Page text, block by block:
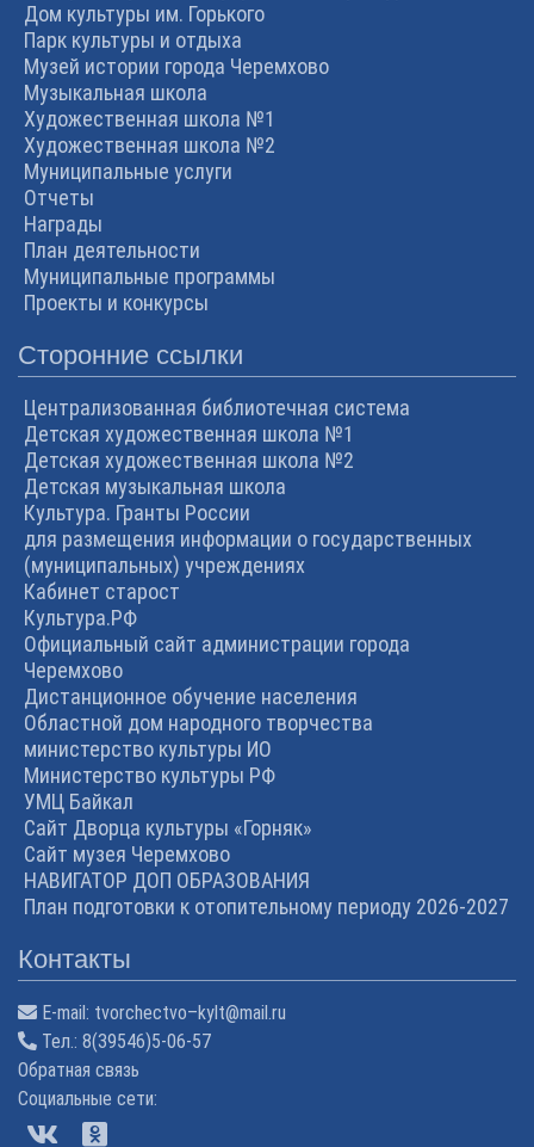
Дом культуры им. Горького
Парк культуры и отдыха
Музей истории города Черемхово
Музыкальная школа
Художественная школа №1
Художественная школа №2
Муниципальные услуги
Отчеты
Награды
План деятельности
Муниципальные программы
Проекты и конкурсы
Сторонние ссылки
Централизованная библиотечная система
Детская художественная школа №1
Детская художественная школа №2
Детская музыкальная школа
Культура. Гранты России
для размещения информации о государственных
(муниципальных) учреждениях
Кабинет старост
Культура.РФ
Официальный сайт администрации города
Черемхово
Дистанционное обучение населения
Областной дом народного творчества
министерство культуры ИО
Министерство культуры РФ
УМЦ Байкал
Сайт Дворца культуры «Горняк»
Сайт музея Черемхово
НАВИГАТОР ДОП ОБРАЗОВАНИЯ
План подготовки к отопительному периоду 2026-2027
Контакты
E-mail: tvorchectvo–kylt@mail.ru
Тел.: 8(39546)5-06-57
Обратная связь
Cоциальные сети: